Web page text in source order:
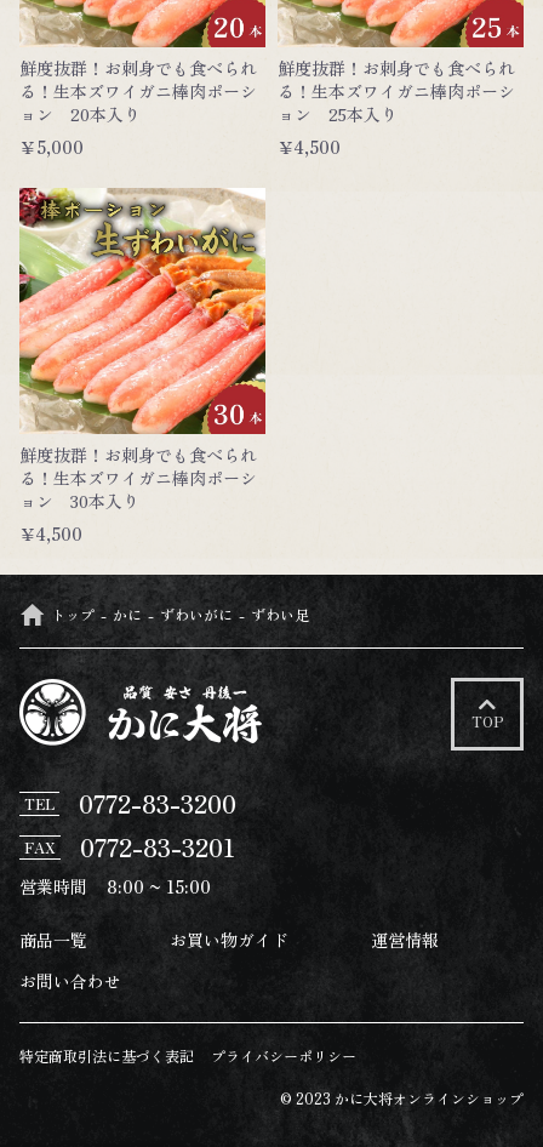
鮮度抜群！お刺身でも食べられ
る！生本ズワイガニ棒肉ポーシ
ョン 20本入り
￥5,000
鮮度抜群！お刺身でも食べられ
る！生本ズワイガニ棒肉ポーシ
ョン 25本入り
￥4,500
鮮度抜群！お刺身でも食べられ
る！生本ズワイガニ棒肉ポーシ
ョン 30本入り
￥4,500
トップ かに ずわいがに ずわい足
TOP
TEL 0772-83-3200
FAX 0772-83-3201
営業時間 8:00 ~ 15:00
商品一覧 お買い物ガイド
運営情報
お問い合わせ
特定商取引法に基づく表記 プライバシーポリシー
© 2023 かに大将オンラインショップ